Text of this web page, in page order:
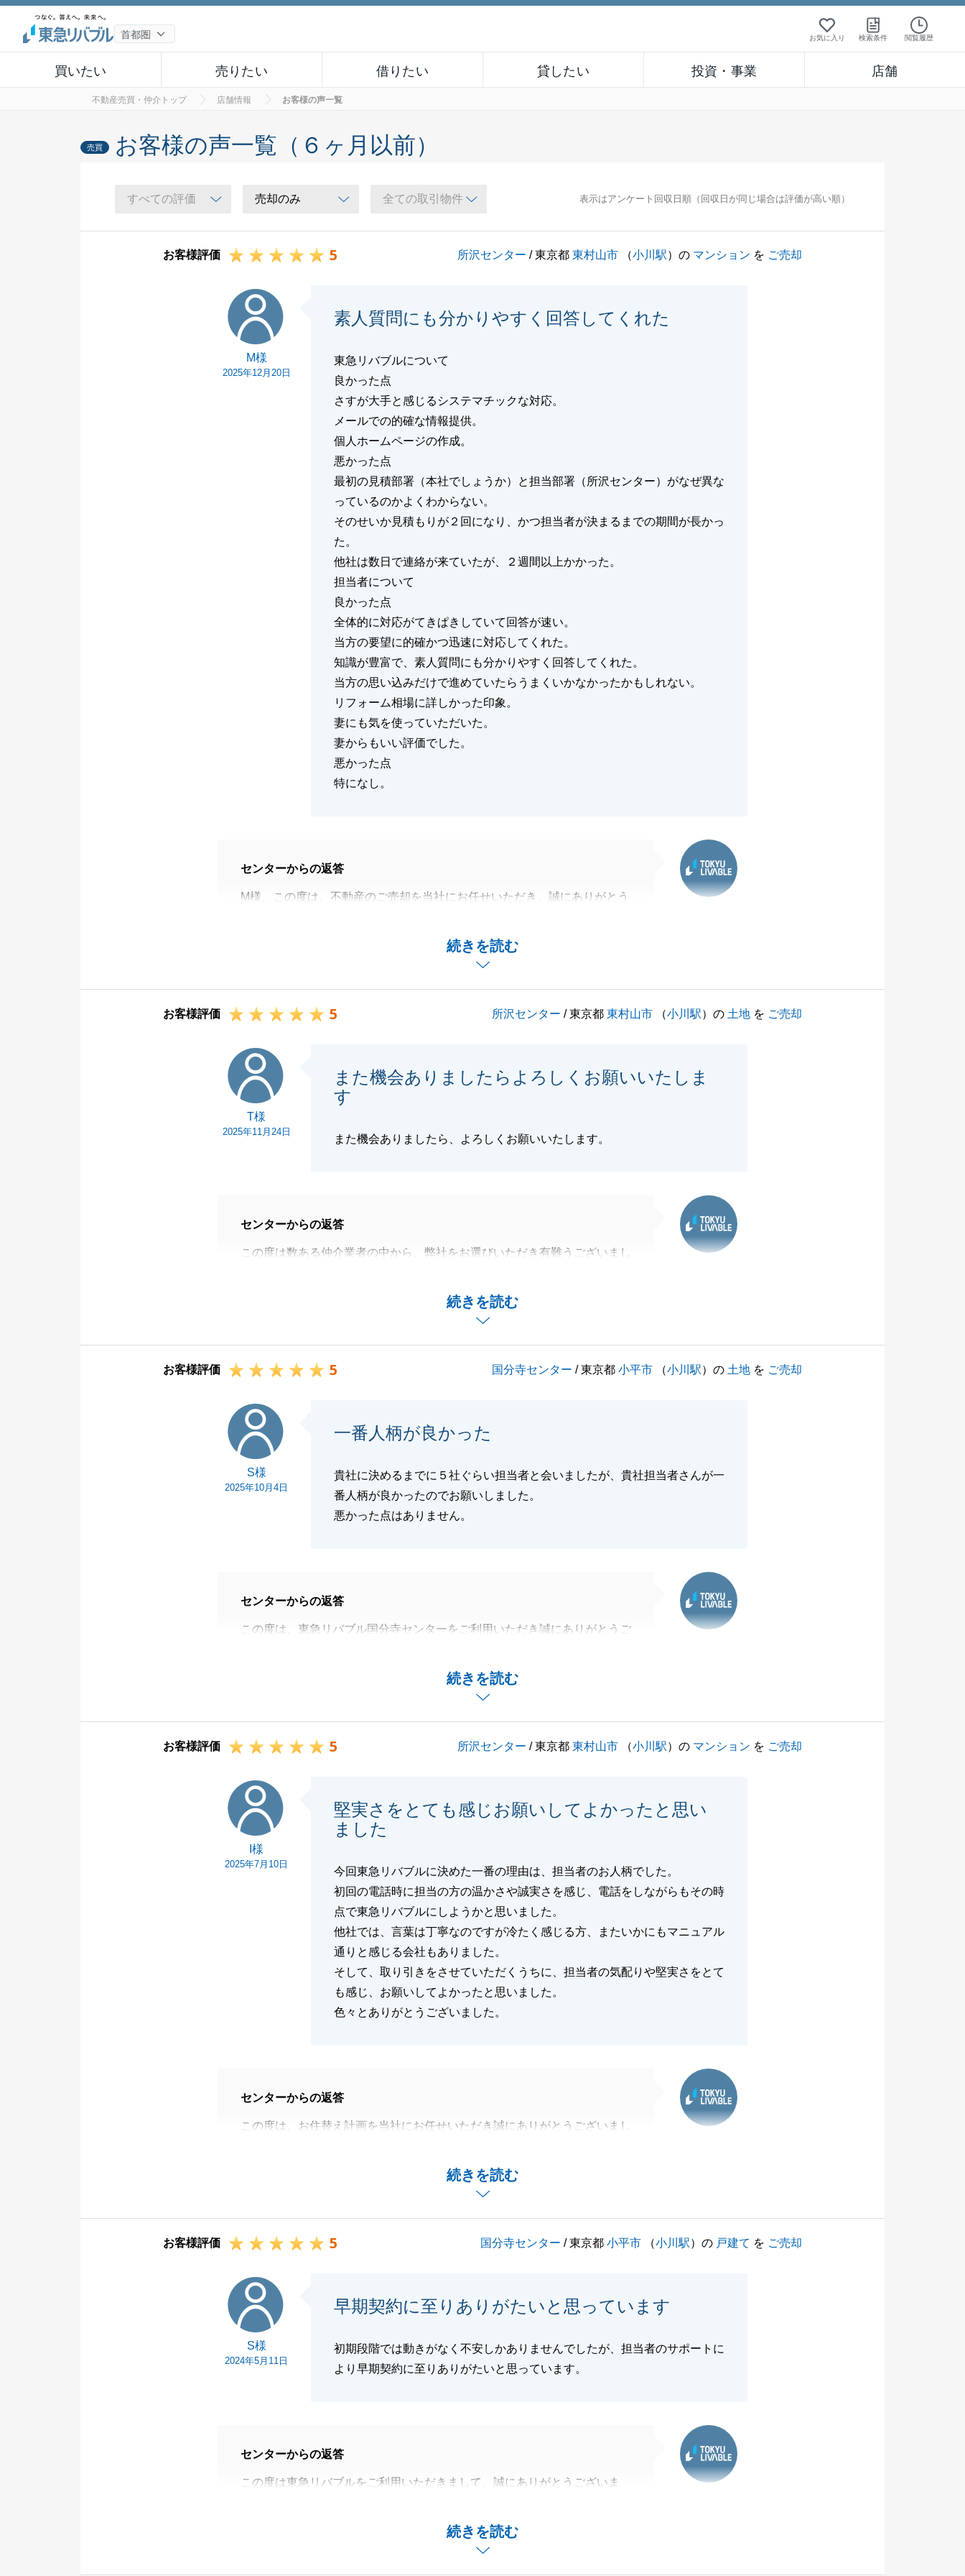
お気に入り 検索条件 閲覧履歴
買いたい 売りたい 借りたい 貸したい 投資・事業 店舗
不動産売買・仲介トップ 店舗情報 お客様の声一覧
売買 お客様の声一覧（６ヶ月以前）
表示はアンケート回収日順（回収日が同じ場合は評価が高い順）
お客様評価 5 所沢センター / 東京都東村山市 （小川駅）の マンション を ご売却
M様
2025年12月20日
素人質問にも分かりやすく回答してくれた
東急リバブルについて
良かった点
さすが大手と感じるシステマチックな対応。
メールでの的確な情報提供。
個人ホームページの作成。
悪かった点
最初の見積部署（本社でしょうか）と担当部署（所沢センター）がなぜ異な
っているのかよくわからない。
そのせいか見積もりが２回になり、かつ担当者が決まるまでの期間が長かっ
た。
他社は数日で連絡が来ていたが、２週間以上かかった。
担当者について
良かった点
全体的に対応がてきぱきしていて回答が速い。
当方の要望に的確かつ迅速に対応してくれた。
知識が豊富で、素人質問にも分かりやすく回答してくれた。
当方の思い込みだけで進めていたらうまくいかなかったかもしれない。
リフォーム相場に詳しかった印象。
妻にも気を使っていただいた。
妻からもいい評価でした。
悪かった点
特になし。
続きを読む
センターからの返答
M様、この度は、不動産のご売却を当社にお任せいただき、誠にありがとう
当初、私どもの連携不足によりM様をお待たせしてしまう場面がありました
今回の反省を糧に、より一層のサービス向上に努めてまいる所存です。
ードを直接お話しいただくなど、多大なるご協力を賜りました。
M様のお力添えがあったからこそ、買主様も安心してお取引を決断されたの
だと感じております。
お引越し後でお忙しい毎日とは存じますが、新生活がM様にとって素晴らし
いものとなりますよう、心よりお祈り申し上げます。
お客様評価 5 所沢センター / 東京都東村山市 （小川駅）の 土地 を ご売却
T様
2025年11月24日
また機会ありましたらよろしくお願いいたしま
す
また機会ありましたら、よろしくお願いいたします。
続きを読む
センターからの返答
この度は数ある仲介業者の中から、弊社をお選びいただき有難うございまし
Ｔ様のご協力もあり、大きなトラブル無くご対応させていただく事ができま
閉じる
お客様評価 5 国分寺センター / 東京都小平市 （小川駅）の 土地 を ご売却
S様
2025年10月4日
一番人柄が良かった
貴社に決めるまでに５社ぐらい担当者と会いましたが、貴社担当者さんが一
番人柄が良かったのでお願いしました。
悪かった点はありません。
続きを読む
センターからの返答
この度は、東急リバブル国分寺センターをご利用いただき誠にありがとうご
S様、F様の大切な相続財産の売却をお手伝いすることができ大変嬉しく思
この打合せがあったことによりご成約に導けたものだと考えております。
とのこと大変嬉しく思います。
Ｓ様、Ｆ様のお言葉を励みに引き続き営業活動に尽力してまいります。
引き続き不動産のことでお困りごと等があった際にはお気軽にお声かけくだ
さい。
何卒よろしくお願いいたします。
閉じる
お客様評価 5 所沢センター / 東京都東村山市 （小川駅）の マンション を ご売却
I様
2025年7月10日
堅実さをとても感じお願いしてよかったと思い
ました
今回東急リバブルに決めた一番の理由は、担当者のお人柄でした。
初回の電話時に担当の方の温かさや誠実さを感じ、電話をしながらもその時
点で東急リバブルにしようかと思いました。
他社では、言葉は丁寧なのですが冷たく感じる方、またいかにもマニュアル
通りと感じる会社もありました。
そして、取り引きをさせていただくうちに、担当者の気配りや堅実さをとて
も感じ、お願いしてよかったと思いました。
色々とありがとうございました。
続きを読む
センターからの返答
この度は、お住替え計画を当社にお任せいただき誠にありがとうございまし
ご親族の近くにお住替えとのことで、ご自宅のご売却をお手伝いさせていた
また何かお手伝いできることがありましたら、お気軽にご連絡くださいま
お客様評価 5 国分寺センター / 東京都小平市 （小川駅）の 戸建て を ご売却
S様
2024年5月11日
早期契約に至りありがたいと思っています
初期段階では動きがなく不安しかありませんでしたが、担当者のサポートに
より早期契約に至りありがたいと思っています。
続きを読む
センターからの返答
この度は東急リバブルをご利用いただきまして、誠にありがとうございま
成約までの間、特に販売開始初期において中々具体的なお話をお持ちでき
ず、ご不安な気持ちにさせてしまい申し訳ございません。それでも、販売価